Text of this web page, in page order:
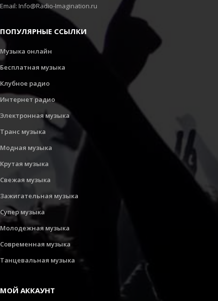
Email: Info@Radio-Imagination.ru
ПОПУЛЯРНЫЕ ССЫЛКИ
Музыка онлайн
Бесплатная музыка
Клубное радио
Интернет радио
Электронная музыка
Транс музыка
Модная музыка
Крутая музыка
Свежая музыка
Зажигательная музыка
Супер музыка
Молодежная музыка
Современная музыка
Танцевальная музыка
МОЙ АККАУНТ